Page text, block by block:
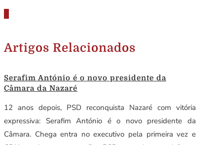
Artigos Relacionados
Serafim António é o novo presidente da
Câmara da Nazaré
12 anos depois, PSD reconquista Nazaré com vitória
expressiva: Serafim António é o novo presidente da
Câmara. Chega entra no executivo pela primeira vez e